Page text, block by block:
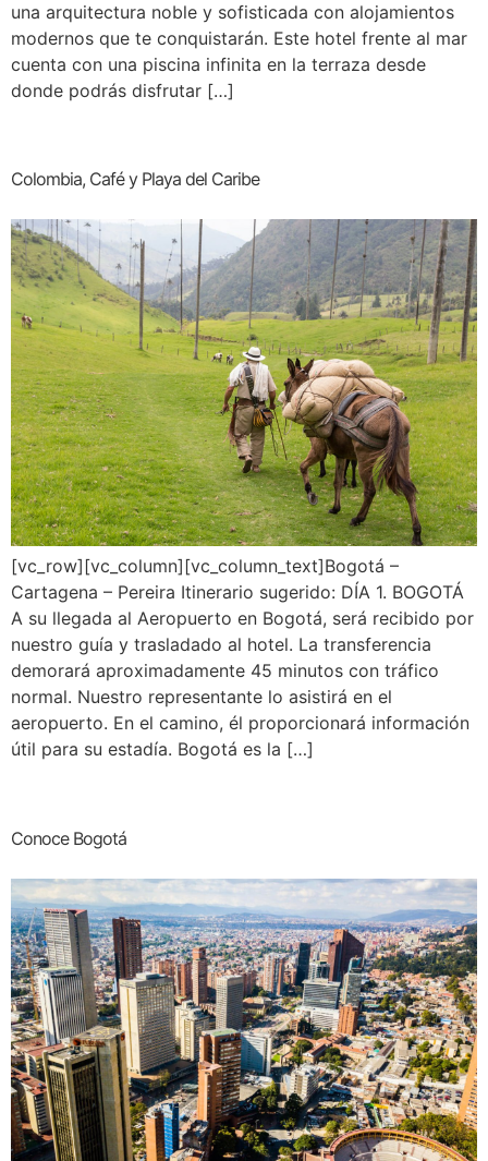
una arquitectura noble y sofisticada con alojamientos
modernos que te conquistarán. Este hotel frente al mar
cuenta con una piscina infinita en la terraza desde
donde podrás disfrutar […]
Colombia, Café y Playa del Caribe
[vc_row][vc_column][vc_column_text]Bogotá –
Cartagena – Pereira Itinerario sugerido: DÍA 1. BOGOTÁ
A su llegada al Aeropuerto en Bogotá, será recibido por
nuestro guía y trasladado al hotel. La transferencia
demorará aproximadamente 45 minutos con tráfico
normal. Nuestro representante lo asistirá en el
aeropuerto. En el camino, él proporcionará información
útil para su estadía. Bogotá es la […]
Conoce Bogotá